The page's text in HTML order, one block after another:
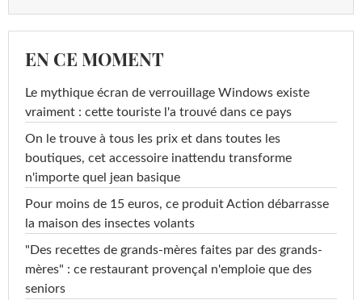
EN CE MOMENT
Le mythique écran de verrouillage Windows existe
vraiment : cette touriste l'a trouvé dans ce pays
On le trouve à tous les prix et dans toutes les
boutiques, cet accessoire inattendu transforme
n'importe quel jean basique
Pour moins de 15 euros, ce produit Action débarrasse
la maison des insectes volants
"Des recettes de grands-mères faites par des grands-
mères" : ce restaurant provençal n'emploie que des
seniors